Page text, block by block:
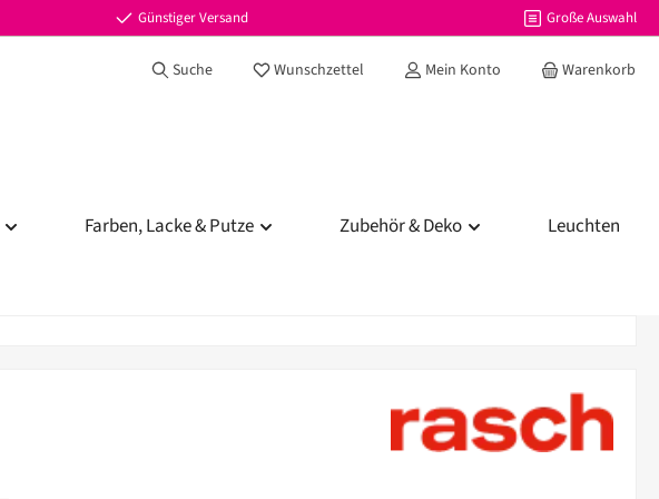
Günstiger Versand Große Auswahl
Suche Wunschzettel Du hast 0 Produkte auf dem Merkzettel
Mein Konto Warenkorb
Farben, Lacke & Putze Zubehör & Deko Leuchten